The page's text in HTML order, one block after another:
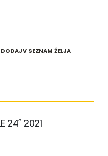
DODAJ V SEZNAM ŽELJA
24˝ 2021